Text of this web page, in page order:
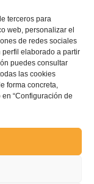
terceros para
web, personalizar el
de redes sociales
elaborado a partir
puedes consultar
las cookies
forma concreta,
“Configuración de